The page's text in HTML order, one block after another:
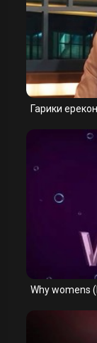
Гарики ерекон
Why womens